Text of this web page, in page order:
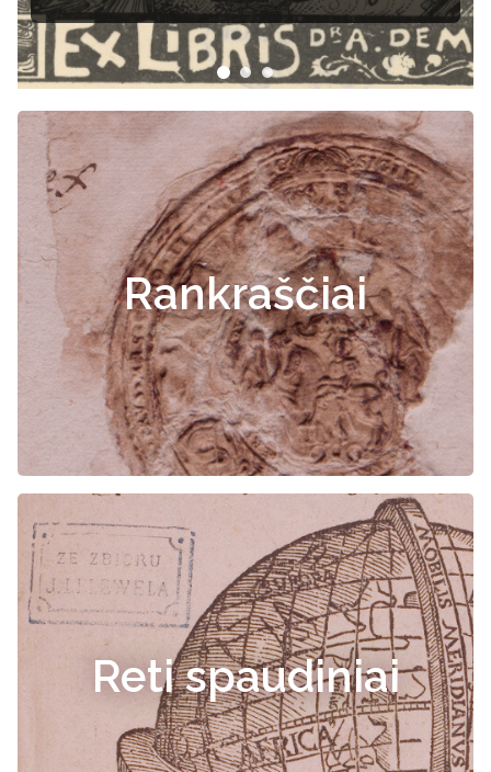
Rankraščiai
Reti spaudiniai